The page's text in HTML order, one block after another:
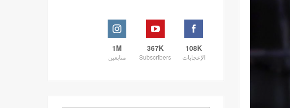
108K
الإعجابات
367K
Subscribers
1M
متابعين